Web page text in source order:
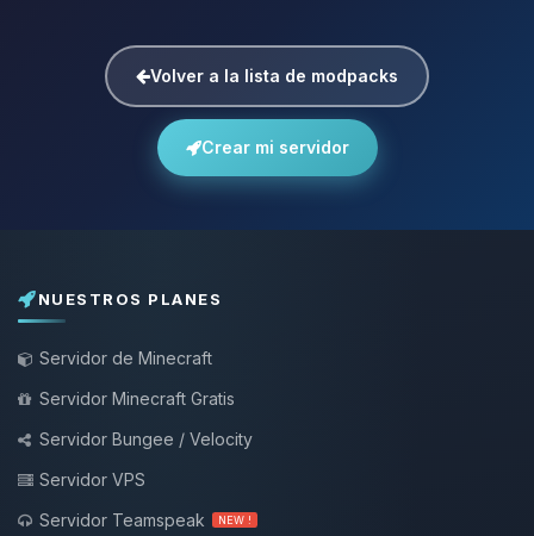
Volver a la lista de modpacks
Crear mi servidor
NUESTROS PLANES
Servidor de Minecraft
Servidor Minecraft Gratis
Servidor Bungee / Velocity
Servidor VPS
Servidor Teamspeak
NEW !